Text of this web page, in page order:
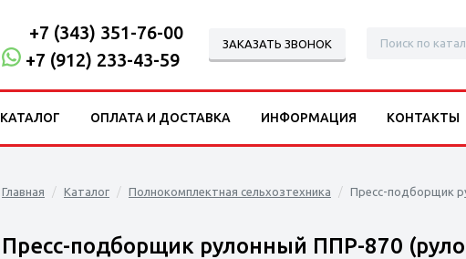
Главная Каталог Полнокомплектная сельхозтехника Пресс-подборщик
Пресс-подборщик рулонный ППР-870
+7 (343) 351-76-00
+7 (912) 233-43-59
ЗАКАЗАТЬ ЗВОНОК
КАТАЛОГ ОПЛАТА И ДОСТАВКА ИНФОРМАЦИЯ КОНТАКТЫ